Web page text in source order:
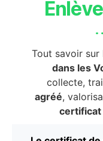
Tout savoir sur
dans les
collecte,
agréé,